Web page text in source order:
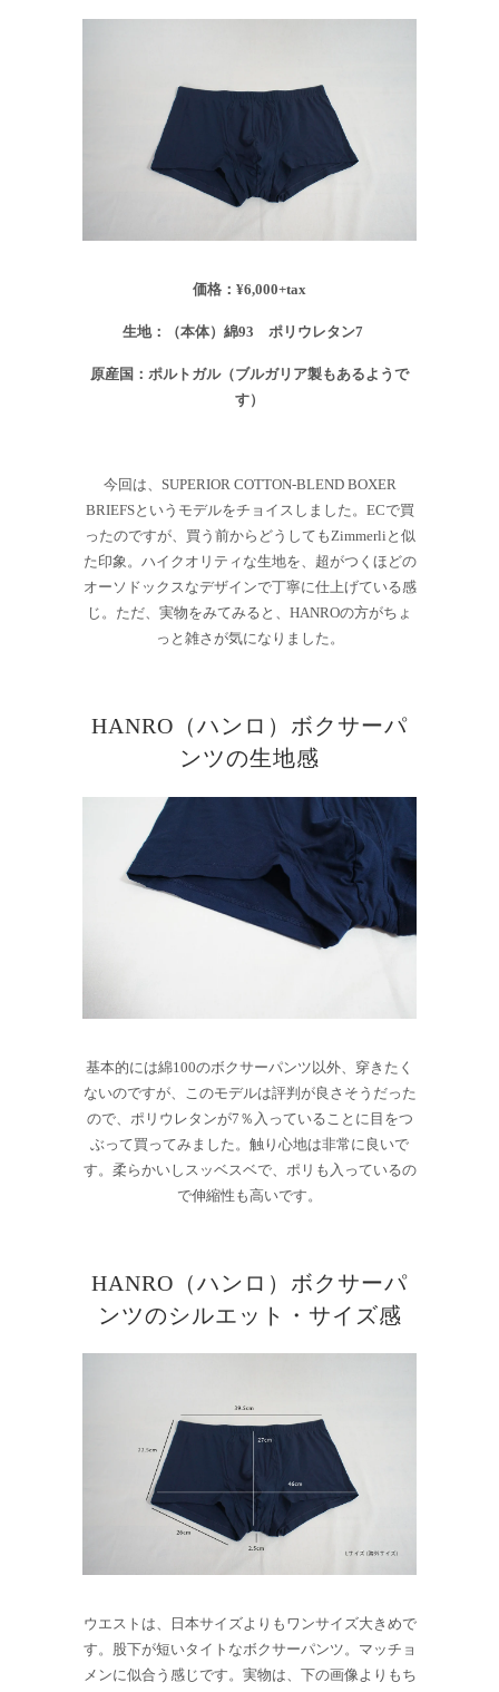
価格： ¥6,000+tax
生地：（本体）綿93 ポリウレタン7
原産国：ポルトガル（ブルガリア製もあるようで
す）
今回は、SUPERIOR COTTON-BLEND BOXER
BRIEFSというモデルをチョイスしました。ECで買
ったのですが、買う前からどうしてもZimmerliと似
た印象。ハイクオリティな生地を、超がつくほどの
オーソドックスなデザインで丁寧に仕上げている感
じ。ただ、実物をみてみると、HANROの方がちょ
っと雑さが気になりました。
HANRO（ハンロ）ボクサーパ
ンツの生地感
基本的には綿100のボクサーパンツ以外、穿きたく
ないのですが、このモデルは評判が良さそうだった
ので、ポリウレタンが7％入っていることに目をつ
ぶって買ってみました。触り心地は非常に良いで
す。柔らかいしスッベスベで、ポリも入っているの
で伸縮性も高いです。
HANRO（ハンロ）ボクサーパ
ンツのシルエット・サイズ感
ウエストは、日本サイズよりもワンサイズ大きめで
す。股下が短いタイトなボクサーパンツ。マッチョ
メンに似合う感じです。実物は、下の画像よりもち